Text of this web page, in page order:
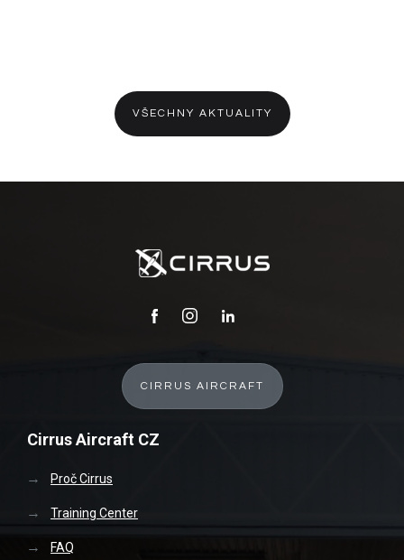
VŠECHNY AKTUALITY
CIRRUS AIRCRAFT
Cirrus Aircraft CZ
Proč Cirrus
Training Center
FAQ